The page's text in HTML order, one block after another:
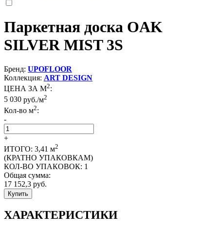
Паркетная доска OAK
SILVER MIST 3S
Бренд: UPOFLOOR
Коллекция: ART DESIGN
ЦЕНА ЗА М2:
5 030 руб./м2
Кол-во м2:
-
+
ИТОГО: 3,41 м2
(КРАТНО УПАКОВКАМ)
КОЛ-ВО УПАКОВОК: 1
Общая сумма:
17 152,3 руб.
Купить
ХАРАКТЕРИСТИКИ